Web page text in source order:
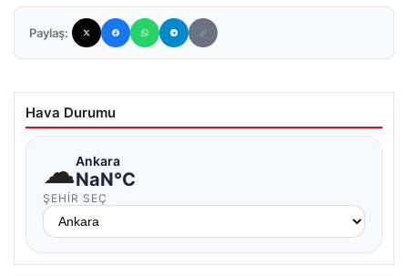
Paylaş:
Hava Durumu
☁Ankara
NaN°C
ŞEHIR SEÇ